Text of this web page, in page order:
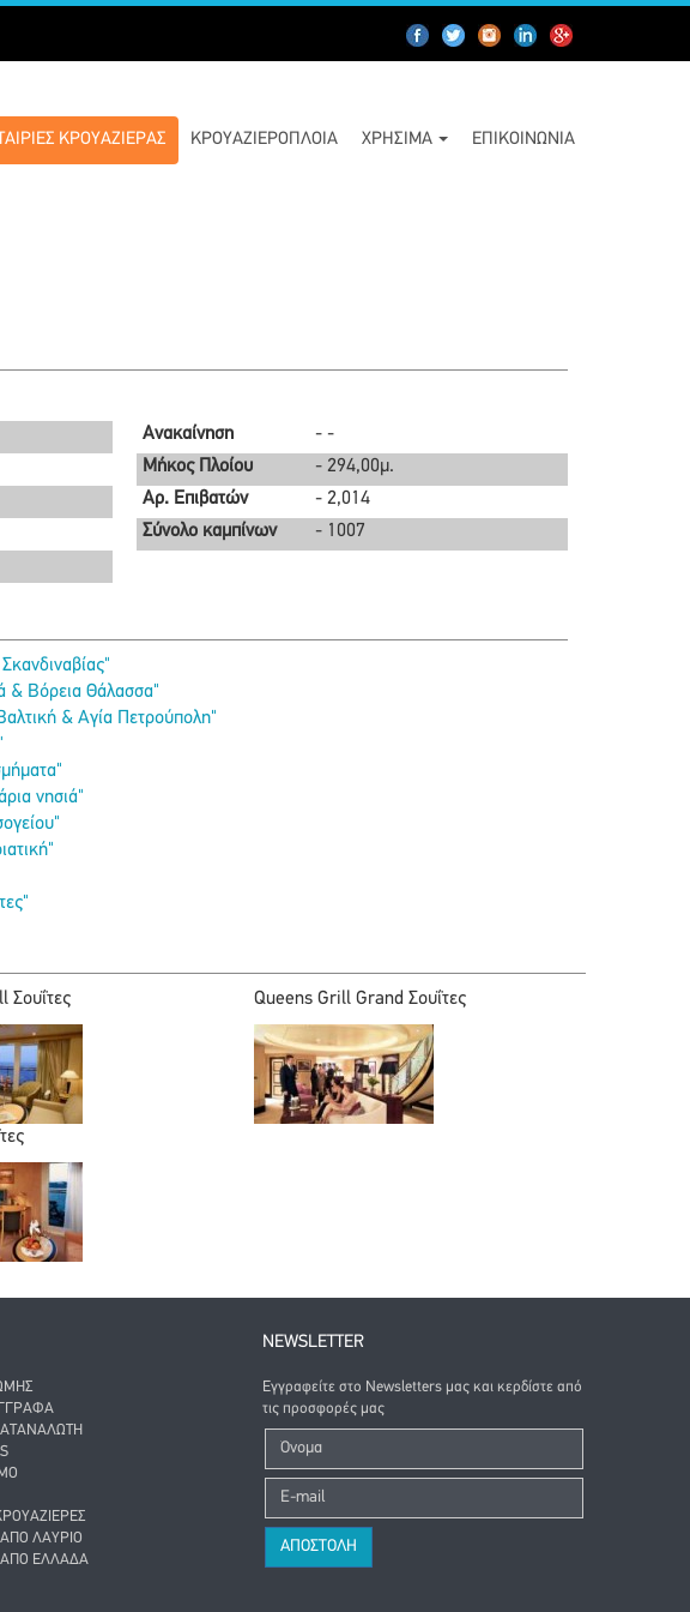
ΚΡΟΥΑΖΙΕΡΑΣ ΚΡΟΥΑΖΙΕΡΌΠΛΟΙΑ ΧΡΉΣΙΜΑ ΕΠΙΚΟΙΝΩΝΊΑ
Ανακαίνηση
- -
Μήκος Πλοίου
- 294,00μ.
Αρ. Επιβατών
- 2,014
Σύνολο καμπίνων
- 1007
& Βόρεια Θάλασσα"
& Αγία Πετρούπολη"
νησιά"
Σουΐτες Queens Grill Grand Σουΐτες
ΛΑΎΡΙΟ
ΑΠΌ ΕΛΛΆΔΑ
NEWSLETTER
Εγγραφείτε στο Newsletters μας και κερδίστε από
τις προσφορές μας